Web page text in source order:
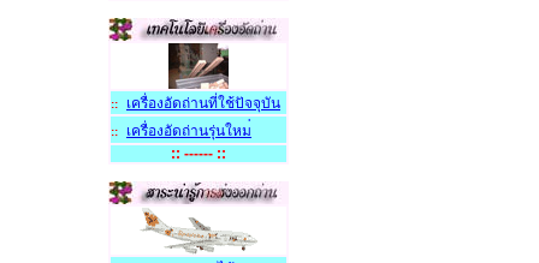
:: เครื่องอัดถ่านที่ใช้ปัจจุบัน
::
เครื่องอัดถ่านรุ่นใหม
:: ------ ::